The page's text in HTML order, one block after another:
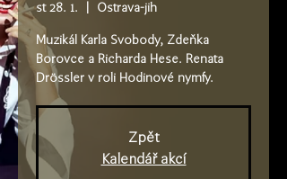
st 28. 1. Ostrava-jih
Muzikál Karla Svobody, Zdeňka
Borovce a Richarda Hese. Renata
Drössler v roli Hodinové nymfy.
Zpět
Kalendář akcí